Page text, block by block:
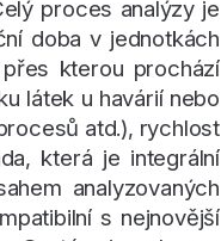
proces analýzy je
doba v jednotkách
kterou prochází
látek u havárií nebo
atd.), rychlost
která je integrální
analyzovaných
s nejnovější